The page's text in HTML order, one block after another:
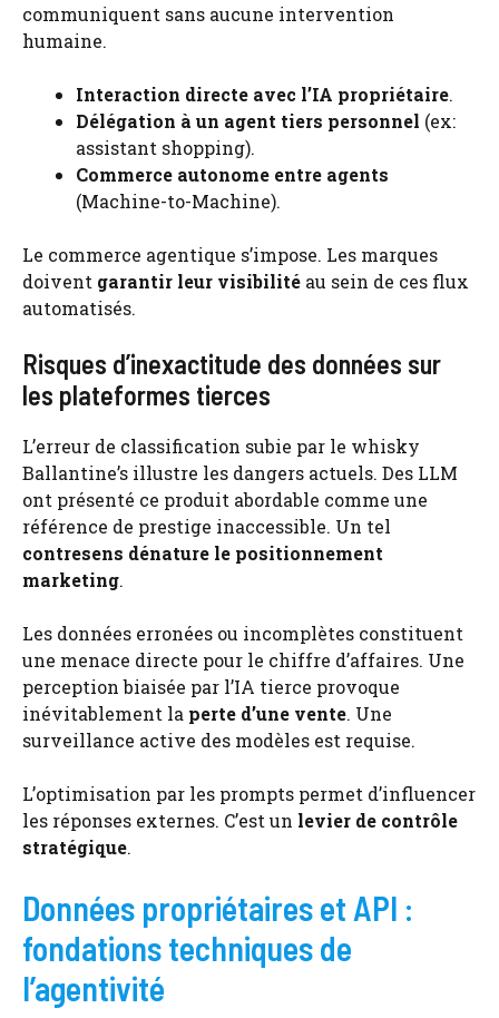
communiquent sans aucune intervention
humaine.
Interaction directe avec l’IA propriétaire.
Délégation à un agent tiers personnel (ex:
assistant shopping).
Commerce autonome entre agents
(Machine-to-Machine).
Le commerce agentique s’impose. Les marques
doivent garantir leur visibilité au sein de ces flux
automatisés.
Risques d’inexactitude des données sur
les plateformes tierces
L’erreur de classification subie par le whisky
Ballantine’s illustre les dangers actuels. Des LLM
ont présenté ce produit abordable comme une
référence de prestige inaccessible. Un tel
contresens dénature le positionnement
marketing.
Les données erronées ou incomplètes constituent
une menace directe pour le chiffre d’affaires. Une
perception biaisée par l’IA tierce provoque
inévitablement la perte d’une vente. Une
surveillance active des modèles est requise.
L’optimisation par les prompts permet d’influencer
les réponses externes. C’est un levier de contrôle
stratégique.
Données propriétaires et API :
fondations techniques de
l’agentivité